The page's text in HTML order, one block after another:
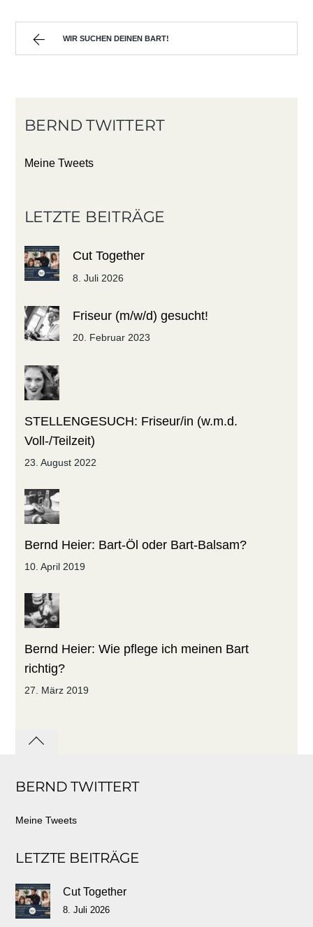
WIR SUCHEN DEINEN BART!
BERND TWITTERT
Meine Tweets
LETZTE BEITRÄGE
Cut Together
8. Juli 2026
Friseur (m/w/d) gesucht!
20. Februar 2023
STELLENGESUCH: Friseur/in (w.m.d.
Voll-/Teilzeit)
23. August 2022
Bernd Heier: Bart-Öl oder Bart-Balsam?
10. April 2019
Bernd Heier: Wie pflege ich meinen Bart
richtig?
27. März 2019
Back
top
BERND TWITTERT
Meine Tweets
LETZTE BEITRÄGE
Cut Together
8. Juli 2026